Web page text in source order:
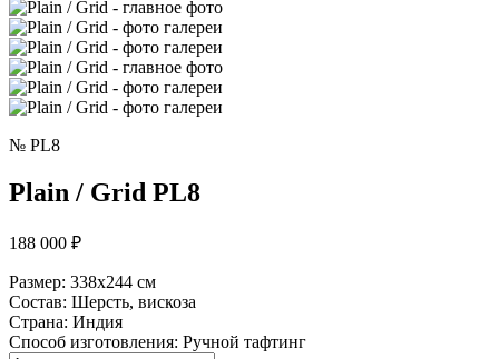
№ PL8
Plain / Grid PL8
188 000 ₽
Размер: 338x244 см
Состав: Шерсть, вискоза
Страна: Индия
Способ изготовления: Ручной тафтинг